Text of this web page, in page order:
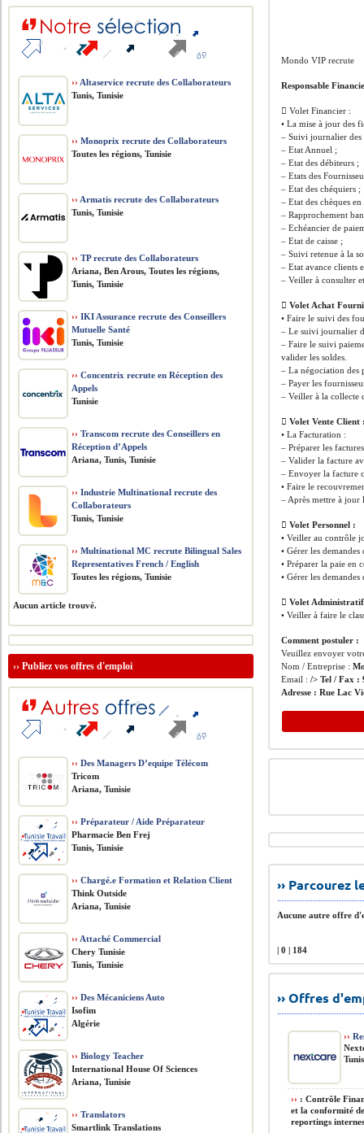
Mondo VIP recrute
Responsable
 Volet Financier :
• La mise à jour des
– Suivi journalier des
– Etat Annuel ;
– Etat des débiteurs ;
– Etats des
– Etat des chéquiers ;
– Etat des chèques
– Rapprochement
– Echéancier de
– Etat de caisse ;
– Suivi retenue à la
– Etat avance clients
– Veiller à consulter
 Volet Achat
• Faire le suivi des
– Le suivi journalier
– Faire le suivi
valider les soldes.
– La négociation des
– Payer les
– Veiller à la collecte
 Volet Vente Client
• La Facturation :
– Préparer les
– Valider la facture
– Envoyer la facture
• Faire le
– Après mettre à jour
 Volet Personnel :
• Veiller au contrôle
• Gérer les
• Préparer la paie en
• Gérer les
 Volet
• Veiller à faire le
Comment postuler :
Veuillez envoyer
Nom / Entreprise :
Email : /> Tel / Fax :
Adresse :Rue Lac
››
Aucune autre offre
| 0 | 184
›› Offres
››
›› : Contrôle
et la conformité
reportings
›› Altaservice recrute des Collaborateurs
Tunis, Tunisie
›› Monoprix recrute des Collaborateurs
Toutes les régions, Tunisie
›› Armatis recrute des Collaborateurs
Tunis, Tunisie
›› TP recrute des Collaborateurs
Ariana, Ben Arous, Toutes les régions,
Tunis, Tunisie
›› IKI Assurance recrute des Conseillers
Mutuelle Santé
Tunis, Tunisie
›› Concentrix recrute en Réception des
Appels
Tunisie
›› Transcom recrute des Conseillers en
Réception d’Appels
Ariana, Tunis, Tunisie
›› Industrie Multinational recrute des
Collaborateurs
Tunis, Tunisie
›› Multinational MC recrute Bilingual Sales
Representatives French / English
Toutes les régions, Tunisie
Aucun article trouvé.
››Publiez vos offres d'emploi
›› Des Managers D’equipe Télécom
Tricom
Ariana, Tunisie
›› Préparateur / Aide Préparateur
Pharmacie Ben Frej
Tunis, Tunisie
›› Chargé.e Formation et Relation Client
Think Outside
Ariana, Tunisie
›› Attaché Commercial
Chery Tunisie
Tunis, Tunisie
›› Des Mécaniciens Auto
Isofim
Algérie
›› Biology Teacher
International House Of Sciences
Ariana, Tunisie
›› Translators
Smartlink Translations